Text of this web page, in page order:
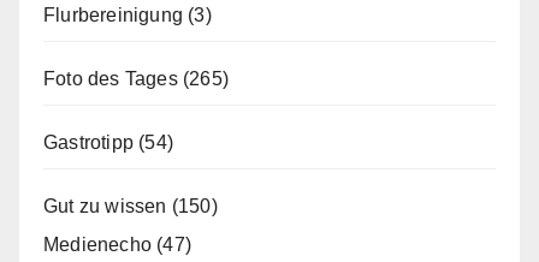
Flurbereinigung (3)
Foto des Tages(265)
Gastrotipp (54)
Gut zu wissen (150)
Medienecho (47)